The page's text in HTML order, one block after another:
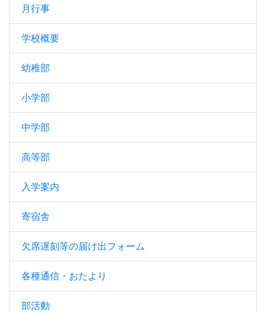
月行事
学校概要
幼稚部
小学部
中学部
高等部
入学案内
寄宿舎
欠席遅刻等の届け出フォーム
各種通信・おたより
部活動